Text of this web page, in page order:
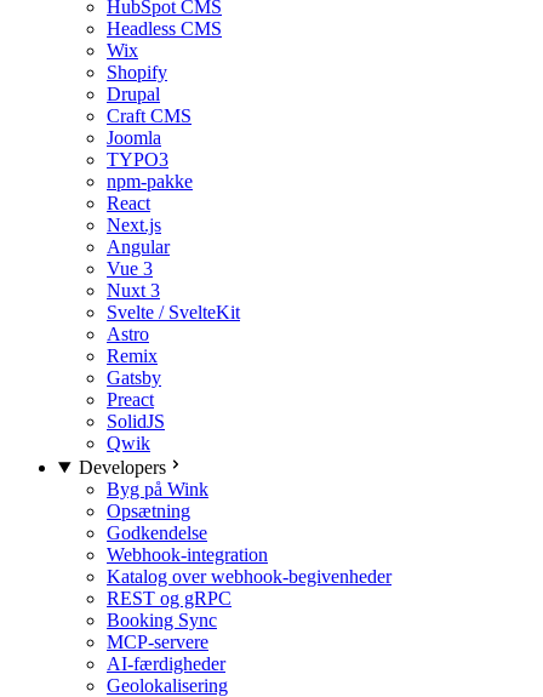
HubSpot CMS
Headless CMS
Wix
Shopify
Drupal
Craft CMS
Joomla
TYPO3
npm-pakke
React
Next.js
Angular
Vue 3
Nuxt 3
Svelte / SvelteKit
Astro
Remix
Gatsby
Preact
SolidJS
Qwik
Developers
Byg på Wink
Opsætning
Godkendelse
Webhook-integration
Katalog over webhook-begivenheder
REST og gRPC
Booking Sync
MCP-servere
AI-færdigheder
Geolokalisering